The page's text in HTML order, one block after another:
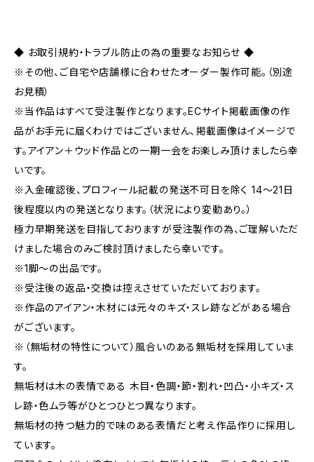
◆ お取引規約・トラブル防止の為の重要なお知らせ ◆
※その他、ご自宅や店舗様に合わせたオーダー製作可能。（別途
お見積）
※当作品はすべて受注製作となります。ECサイト掲載画像の作
品がお手元に届くわけではございません、掲載画像はイメージで
す。アイアン＋ウッド作品との一期一会をお楽しみ頂けましたら幸
いです。
※入金確認後、プロフィール記載の発送不可日を除く 14～21日
後程度以内の発送となります。（状況により変動あり。）
極力早期発送を目指しておりますが受注製作の為、ご理解いただ
けました場合のみご検討頂けましたら幸いです。
※1脚～の出品です。
※受注後の返品・交換は控えさせていただいております。
※作品のアイアン・木材には元々のキズ・スレ跡などがある場合
がございます。
※（無垢材の特性について）風合いのある無垢材を採用していま
す。
無垢材は木の表情である 木目・色調・節・割れ・凹凸・小キズ・ス
レ跡・色ムラ等がひとつひとつ異なります。
無垢材の持つ魅力的で味のある表情だと考え作品作りに採用し
ています。